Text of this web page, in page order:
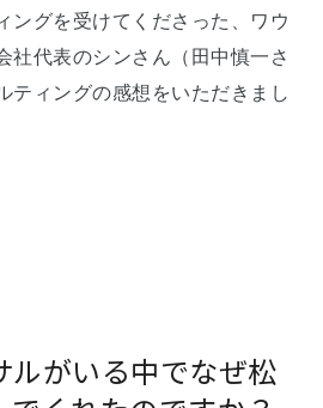
ングを受けてくださった、ワウ
社代表のシンさん（田中慎一さ
ティングの感想をいただきまし
ルがいる中でなぜ松